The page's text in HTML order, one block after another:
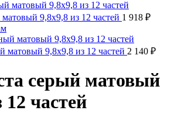
9,8х9,8 из 12 частей 1 918 ₽
матовый 9,8х9,8 из 12 частей 2 140 ₽
серый матовый
12 частей